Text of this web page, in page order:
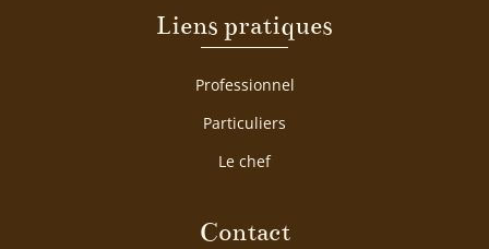
Liens pratiques
Professionnel
Particuliers
Le chef
Contact